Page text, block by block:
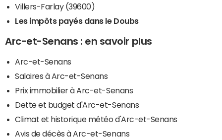
Villers-Farlay (39600)
Les impôts payés dans le Doubs
Arc-et-Senans : en savoir plus
Arc-et-Senans
Salaires à Arc-et-Senans
Prix immobilier à Arc-et-Senans
Dette et budget d'Arc-et-Senans
Climat et historique météo d'Arc-et-Senans
Avis de décès à Arc-et-Senans